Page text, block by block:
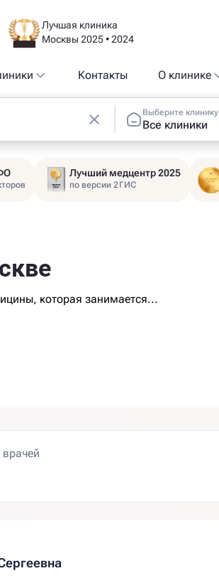
Лучшая клиника
Москвы 2025 • 2024
Контакты О клинике
Выберите клинику
Все клиники
Лучший медцентр 2025
по версии 2ГИС
которая занимается...